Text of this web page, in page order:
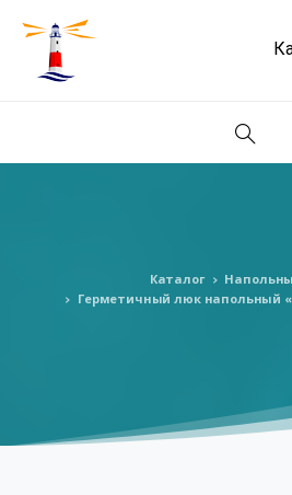
Поиск
Каталог
Герметичный люк напольный